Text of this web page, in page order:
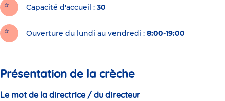
Capacité d'accueil 30
Ouverture du lundi au vendredi : 8:00-19:00
Présentation de la crèche
Le mot de la directrice / du directeur